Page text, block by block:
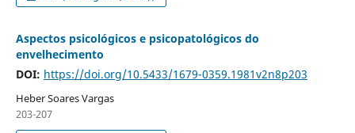
Aspectos psicológicos e psicopatológicos do
envelhecimento
DOI: https://doi.org/10.5433/1679-0359.1981v2n8p203
Heber Soares Vargas
203-207